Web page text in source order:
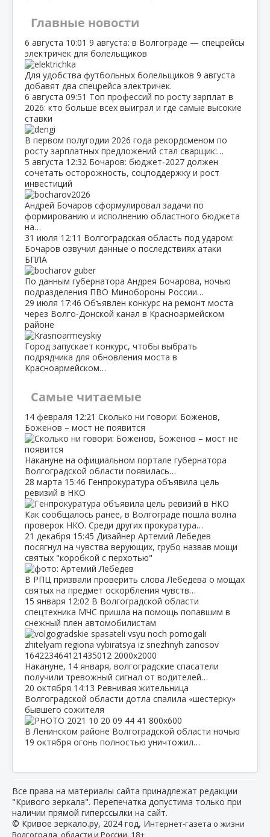
Главные новости
6 августа 10:01 9 августа: в Волгограде — спецрейсы
электричек для болельщиков
Для удобства футбольных болельщиков 9 августа
добавят два спецрейса электричек.
6 августа 09:51 Топ профессий по росту зарплат в
2026: кто больше всех выиграл и где самые высокие
ставки
В первом полугодии 2026 года рекордсменом по
росту зарплатных предложений стал сварщик:…
5 августа 12:32 Бочаров: бюджет‑2027 должен
сочетать осторожность, соцподдержку и рост
инвестиций
Андрей Бочаров сформулировал задачи по
формированию и исполнению областного бюджета
на…
31 июля 12:11 Волгоградская область под ударом:
Бочаров озвучил данные о последствиях атаки
БПЛА
По данным губернатора Андрея Бочарова, ночью
подразделения ПВО Минобороны России…
29 июля 17:46 Объявлен конкурс на ремонт моста
через Волго‑Донской канал в Красноармейском
районе
Город запускает конкурс, чтобы выбрать
подрядчика для обновления моста в
Красноармейском…
Самые читаемые
14 февраля 12:21 Сколько ни говори: Боженов,
Боженов – мост не появится
Накануне на официальном портале губернатора
Волгоградской области появилась…
28 марта 15:46 Генпрокуратура объявила цель
ревизий в НКО
Как сообщалось ранее, в Волгограде пошла волна
проверок НКО. Среди других прокуратура…
21 декабря 15:45 Дизайнер Артемий Лебедев
посягнул на чувства верующих, грубо назвав мощи
святых "коробкой с перхотью"
В РПЦ призвали проверить слова Лебедева о мощах
святых на предмет оскорбления чувств…
15 января 12:02 В Волгоградской области
спецтехника МЧС пришла на помощь попавшим в
снежный плен автомобилистам
Накануне, 14 января, волгоградские спасатели
получили тревожный сигнал от водителей…
20 октября 14:13 Ревнивая жительница
Волгоградской области дотла спалила «шестерку»
бывшего сожителя
В Ленинском районе Волгоградской области ночью
19 октября огонь полностью уничтожил…
Все права на материалы сайта принадлежат редакции
"Кривого зеркала". Перепечатка допустима только при
наличии прямой гиперссылки на сайт.
© Кривое зеркало.ру, 2024 год, Интернет-газета о жизни
Волгограда, области и России. 18+